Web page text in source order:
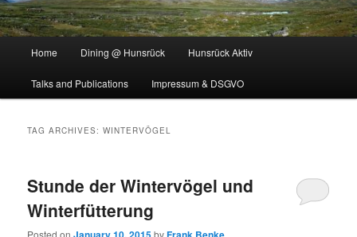
Home Dining @ Hunsrück Hunsrück Aktiv
Talks and Publications Impressum & DSGVO
TAG ARCHIVES:WINTERVÖGEL
Stunde der Wintervögel und
Winterfütterung